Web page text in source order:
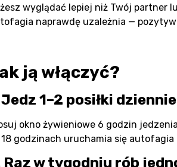
wyglądać lepiej niż Twój partner
naprawdę uzależnia —
ją włączyć?
Jedz 1–2 posiłki
okno żywieniowe 6 godzin
18 godzinach uruchamia się autofagia
Raz w tygodniu rób